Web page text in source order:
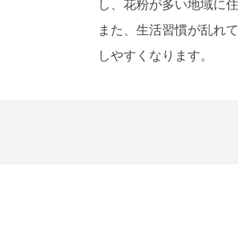
し、花粉が多い地域に
また、生活習慣が乱れ
しやすくなります。